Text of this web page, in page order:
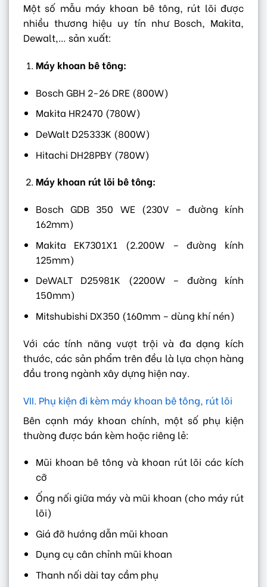
Một số mẫu máy khoan bê tông, rút lõi được
nhiều thương hiệu uy tín như Bosch, Makita,
Dewalt,… sản xuất:
Máy khoan bê tông:
Bosch GBH 2-26 DRE (800W)
Makita HR2470 (780W)
DeWalt D25333K (800W)
Hitachi DH28PBY (780W)
Máy khoan rút lõi bê tông:
Bosch GDB 350 WE (230V – đường kính
162mm)
Makita EK7301X1 (2.200W – đường kính
125mm)
DeWALT D25981K (2200W – đường kính
150mm)
Mitshubishi DX350 (160mm – dùng khí nén)
Với các tính năng vượt trội và đa dạng kích
thước, các sản phẩm trên đều là lựa chọn hàng
đầu trong ngành xây dựng hiện nay.
VII. Phụ kiện đi kèm máy khoan bê tông, rút lõi
Bên cạnh máy khoan chính, một số phụ kiện
thường được bán kèm hoặc riêng lẻ:
Mũi khoan bê tông và khoan rút lõi các kích
cỡ
Ống nối giữa máy và mũi khoan (cho máy rút
lõi)
Giá đỡ hướng dẫn mũi khoan
Dụng cụ cân chỉnh mũi khoan
Thanh nối dài tay cầm phụ